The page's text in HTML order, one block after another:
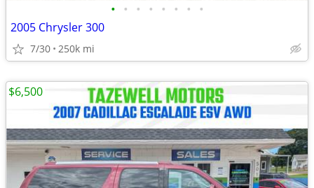
• • • • • • • •
2005 Chrysler 300
7/30 250k mi
$6,500